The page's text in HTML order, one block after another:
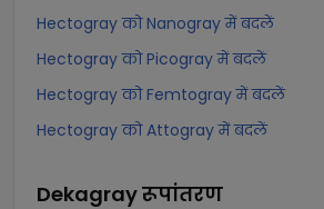
Hectogray को Nanogray में बदलें
Hectogray को Picogray में बदलें
Hectogray को Femtogray में बदलें
Hectogray को Attogray में बदलें
Dekagrayरूपांतरण